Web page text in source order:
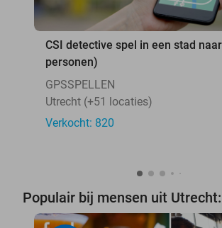
CSI detective spel in een stad
personen)
GPSSPELLEN
Utrecht (+51 locaties)
Verkocht: 820
Populair bij mensen uit Utrecht: